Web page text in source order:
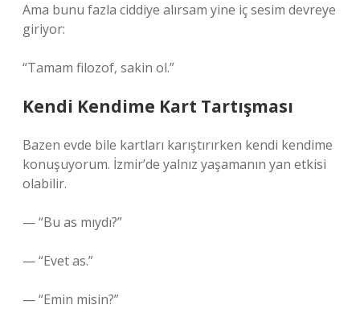
Ama bunu fazla ciddiye alırsam yine iç sesim devreye
giriyor:
“Tamam filozof, sakin ol.”
Kendi Kendime Kart Tartışması
Bazen evde bile kartları karıştırırken kendi kendime
konuşuyorum. İzmir’de yalnız yaşamanın yan etkisi
olabilir.
— “Bu as mıydı?”
— “Evet as.”
— “Emin misin?”